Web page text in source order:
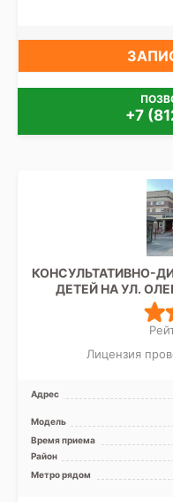
+7
КОНСУЛЬТАТИВНО-
ДЕТЕЙ НА УЛ.
Лицензия
Адрес
Модель
Время приема
Район
Метро рядом